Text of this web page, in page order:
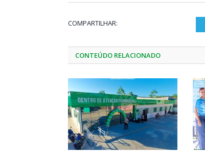
COMPARTILHAR:
CONTEÚDO RELACIONADO